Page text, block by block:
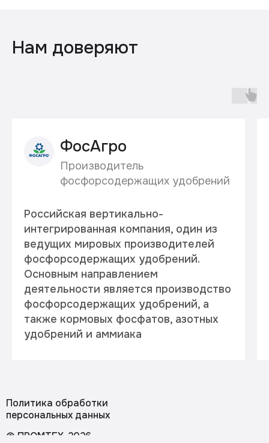
Нам доверяют
ФосАгро
Производитель
фосфорсодержащих удобрений
Российская вертикально-
интегрированная компания, один из
ведущих мировых производителей
фосфорсодержащих удобрений.
Основным направлением
деятельности является производство
фосфорсодержащих удобрений, а
также кормовых фосфатов, азотных
удобрений и аммиака
Политика обработки
персональных данных
© ПРОМТЕХ, 2026